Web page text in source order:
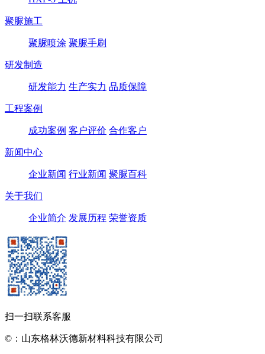
聚脲施工
聚脲喷涂 聚脲手刷
研发制造
研发能力 生产实力 品质保障
工程案例
成功案例 客户评价 合作客户
新闻中心
企业新闻 行业新闻 聚脲百科
关于我们
企业简介 发展历程 荣誉资质
扫一扫联系客服
©：山东格林沃德新材料科技有限公司